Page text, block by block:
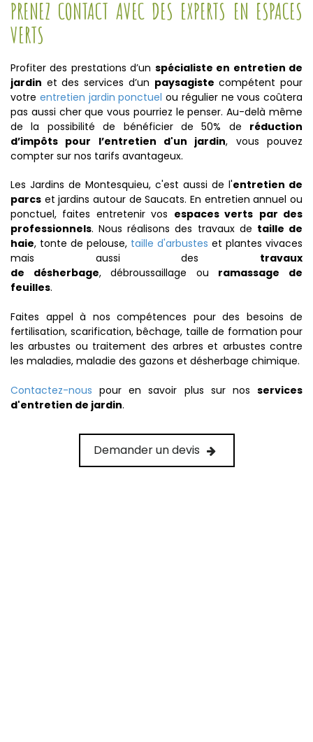
PRENEZ CONTACT AVEC DES EXPERTS EN ESPACES
VERTS
Profiter des prestations d’un spécialiste en entretien de
jardin et des services d’un paysagiste compétent pour
votre entretien jardin ponctuel ou régulier ne vous coûtera
pas aussi cher que vous pourriez le penser. Au-delà même
de la possibilité de bénéficier de 50% de réduction
d’impôts pour l’entretien d'un jardin, vous pouvez
compter sur nos tarifs avantageux.
Les Jardins de Montesquieu, c'est aussi de l'entretien de
parcs et jardins autour de Saucats. En entretien annuel ou
ponctuel, faites entretenir vos espaces verts par des
professionnels. Nous réalisons des travaux de taille de
haie, tonte de pelouse, taille d'arbustes et plantes vivaces
mais aussi des travaux
de désherbage, débroussaillage ou ramassage de
feuilles.
Faites appel à nos compétences pour des besoins de
fertilisation, scarification, bêchage, taille de formation pour
les arbustes ou traitement des arbres et arbustes contre
les maladies, maladie des gazons et désherbage chimique.
Contactez-nous pour en savoir plus sur nos services
d'entretien de jardin.
Demander un devis